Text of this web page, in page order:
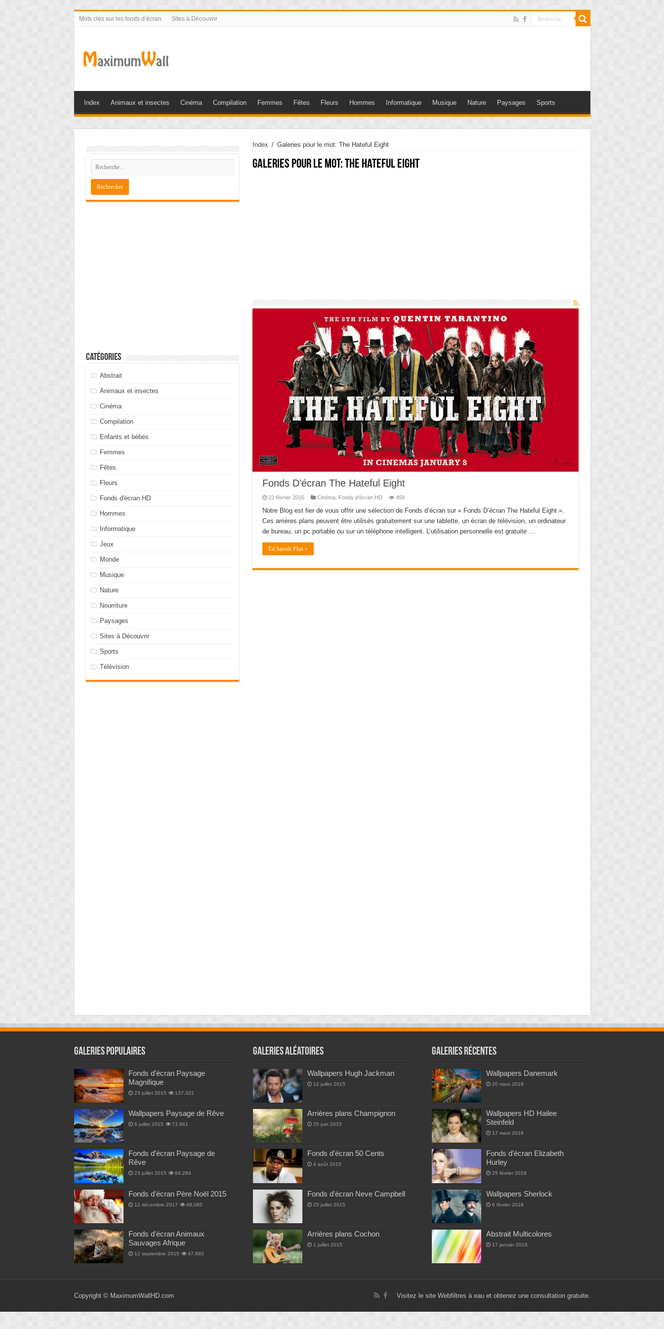
Mots clés sur les fonds d’écran Sites à Découvrir
Index Animaux et insectes Cinéma Compilation Femmes Fêtes Fleurs Hommes Informatique Musique Nature Paysages Sports
Index / Galeries pour le mot: The Hateful Eight
Galeries pour le mot:The Hateful Eight
Fonds D’écran The Hateful Eight
22 février 2016 Cinéma, Fonds d'écran HD 459
Notre Blog est fier de vous offrir une sélection de Fonds d’écran sur « Fonds D’écran The Hateful Eight ».
Ces arrières plans peuvent être utilisés gratuitement sur une tablette, un écran de télévision, un ordinateur
de bureau, un pc portable ou sur un téléphone intelligent. L’utilisation personnelle est gratuite …
En Savoir Plus »
Catégories
Abstrait
Animaux et insectes
Cinéma
Compilation
Enfants et bébés
Femmes
Fêtes
Fleurs
Fonds d'écran HD
Hommes
Informatique
Jeux
Monde
Musique
Nature
Nourriture
Paysages
Sites à Découvrir
Sports
Télévision
Galeries Populaires
Fonds d’écran Paysage
Magnifique
23 juillet 2015 137,321
Wallpapers Paysage de Rêve
6 juillet 2015 73,861
Fonds d’écran Paysage de
Rêve
23 juillet 2015 64,284
Fonds d’écran Père Noël 2015
12 décembre 2017 49,085
Fonds d’écran Animaux
Sauvages Afrique
12 septembre 2015 47,892
Galeries Aléatoires
Wallpapers Hugh Jackman
12 juillet 2015
Arrières plans Champignon
25 juin 2015
Fonds d’écran 50 Cents
4 août 2015
Fonds d’écran Neve Campbell
25 juillet 2015
Arrières plans Cochon
1 juillet 2015
Galeries Récentes
Wallpapers Danemark
20 mars 2018
Wallpapers HD Hailee
Steinfeld
17 mars 2018
Fonds d’écran Elizabeth
Hurley
25 février 2018
Wallpapers Sherlock
6 février 2018
Abstrait Multicolores
17 janvier 2018
Visitez le site Webfiltres à eauet obtenez une consultation gratuite.
Copyright © MaximumWallHD.com